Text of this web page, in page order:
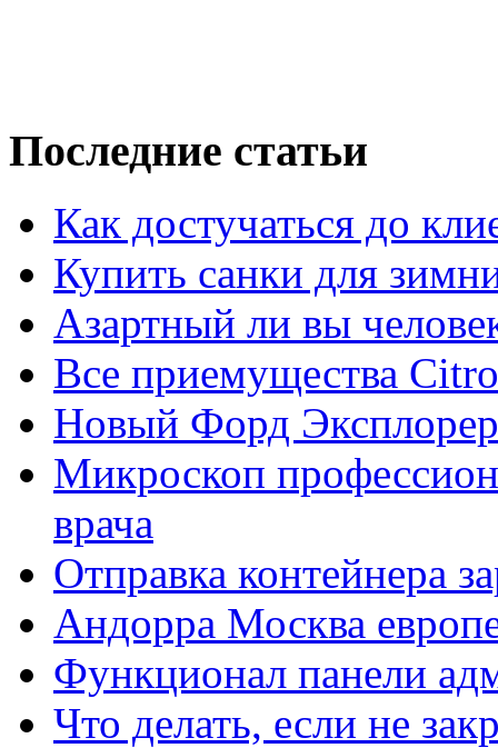
Последние статьи
Как достучаться до
Купить санки для
Азартный ли вы
Все приемущества
Новый Форд
Микроскоп
врача
Отправка контейнера
Андорра Москва
Функционал панели
Что делать, если не